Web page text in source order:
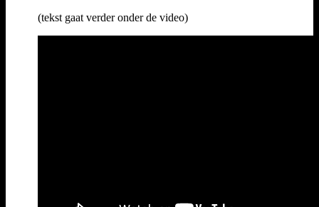
(tekst gaat verder onder de video)